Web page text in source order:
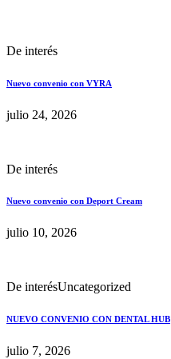
De interés
Nuevo convenio con VYRA
julio 24, 2026
De interés
Nuevo convenio con Deport Cream
julio 10, 2026
De interésUncategorized
NUEVO CONVENIO CON DENTAL HUB
julio 7, 2026